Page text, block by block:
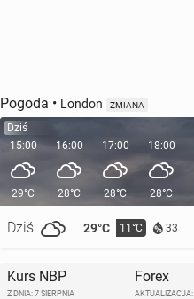
Pogoda • London ZMIANA
Dziś
15:00
29°C
Dziś 29°C 11°C 33
16:00
28°C
17:00
28°C
18:00
28°C
Kurs NBP
Z DNIA: 7 SIERPNIA
Forex
AKTUALIZACJA: